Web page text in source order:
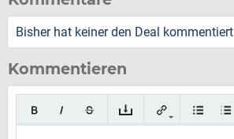
Bisher hat keiner den Deal kommentiert
Kommentieren